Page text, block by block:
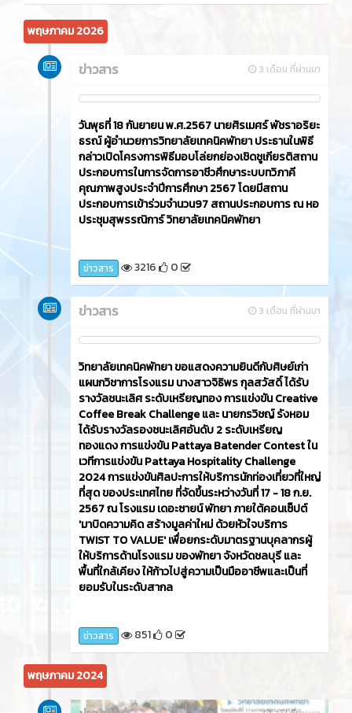
พฤษภาคม 2026
3 เดือน ที่ผ่านมา
ข่าวสาร
วันพุธที่ 18 กันยายน พ.ศ.2567 นายศิรเมศร์ พัชราอริยะ
ธรณ์ ผู้อำนวยการวิทยาลัยเทคนิคพัทยา ประธานในพิธี
กล่าวเปิดโครงการพิธีมอบโล่ยกย่องเชิดชูเกียรติสถาน
ประกอบการในการจัดการอาชีวศึกษาระบบทวิภาคี
คุณภาพสูงประจำปีการศึกษา 2567 โดยมีสถาน
ประกอบการเข้าร่วมจำนวน97 สถานประกอบการ ณ หอ
ประชุมสุพรรณิการ์ วิทยาลัยเทคนิคพัทยา
ข่าวสาร
วิทยาลัยเทคนิคพัทยา ขอแสดงความยินดีกับศิษย์เก่า